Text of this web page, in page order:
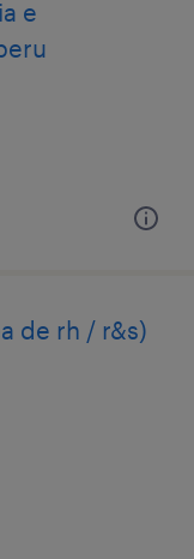
e
de rh / r&s)